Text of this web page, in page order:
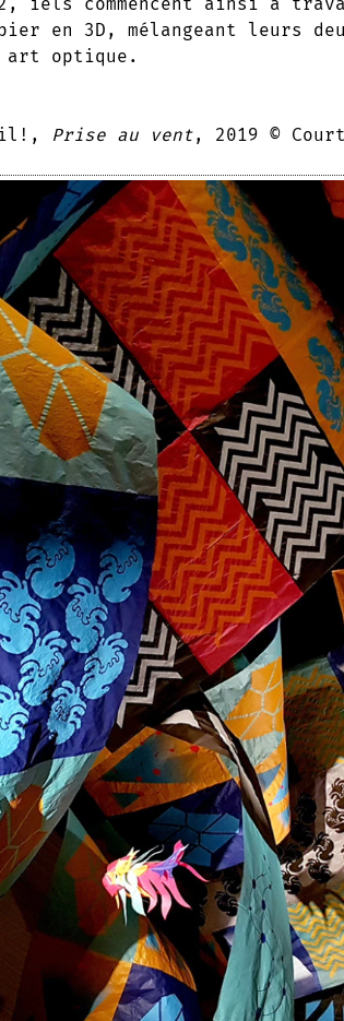
en 3D, mélangeant leurs
art optique.
Prise au vent, 2019 ©